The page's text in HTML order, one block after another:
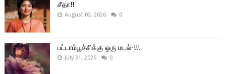
சீதா!!
August 02, 2026 0
பட்டாம்பூச்சிக்கு ஒரு மடல்-!!!
July 31, 2026 0